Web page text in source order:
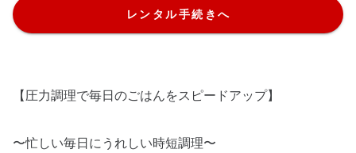
レンタル手続きへ
【圧力調理で毎日のごはんをスピードアップ】
〜忙しい毎日にうれしい時短調理〜